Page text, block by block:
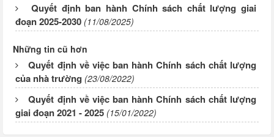
Quyết định ban hành Chính sách chất lượng giai
đoạn 2025-2030 (11/08/2025)
Những tin cũ hơn
Quyết định về việc ban hành Chính sách chất lượng
của nhà trường (23/08/2022)
Quyết định về việc ban hành Chính sách chất lượng
giai đoạn 2021 - 2025 (15/01/2022)